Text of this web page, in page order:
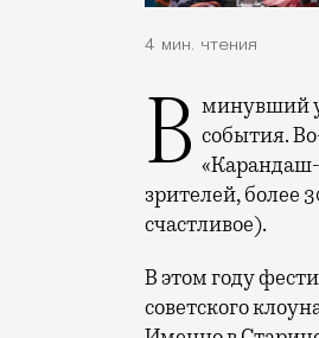
4 мин. чтения
В минувший уикенд маленькая Старица в Тверской области отметила сразу два события.
«Карандаш-
зрителей, более
счастливое).
В этом году
советского